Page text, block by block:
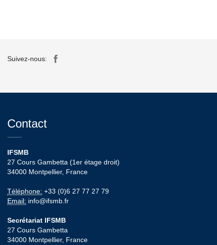
Suivez-nous:
Contact
IFSMB
27 Cours Gambetta (1er étage droit)
34000 Montpellier, France
Téléphone: +33 (0)6 27 77 27 79
Email: info@ifsmb.fr
Secrétariat IFSMB
27 Cours Gambetta
34000 Montpellier, France